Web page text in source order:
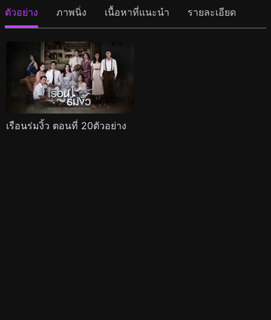
ตัวอย่าง ภาพนิ่ง เนื้อหาที่แนะนำ รายละเอียด
เรือนร่มงิ้ว ตอนที่ 20ตัวอย่าง